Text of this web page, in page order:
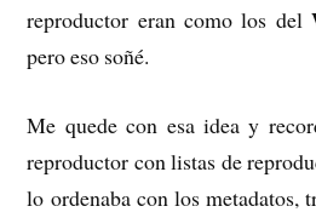
reproductor eran como los del
pero eso soñé.
Me quede con esa idea y
reproductor con listas de
lo ordenaba con los metadatos,